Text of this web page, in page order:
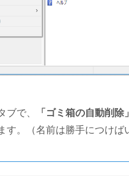
ブで、 「ゴミ箱の自動削除」
す。（名前は勝手につけば